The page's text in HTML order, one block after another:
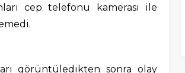
cep telefonu kamerası ile
görüntüledikten sonra olay